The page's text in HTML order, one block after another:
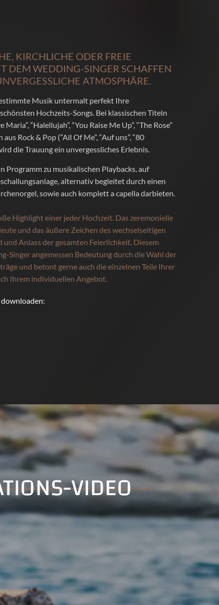
KIRCHLICHE ODER FREIE
DEM WEDDING-SINGER SCHAFFEN
ATMOSPHÄRE.
Musik untermalt perfekt Ihre
Hochzeits-Songs. Bei klassischen Titeln
“Halellujah”, “You Raise Me Up”, “The Rose”
Rock & Pop (”All Of Me”, “Auf uns”, “80
die Trauung ein unvergessliches Erlebnis.
Programm zu musikalischen Playbacks, auf
alternativ begleitet durch einen
sowie auch komplett a capella darbieten.
Highlight einer jeder Hochzeit. Das zeremonielle
und das äußere Zeichen des wechselseitigen
Anlass der gesamten Feierlichkeit. Diesem
Singer angemessen Bedeutung durch die Wahl der
und betont gerne auch die einzelnen Teile Ihrer
Ihrem individuellen Angebot.
downloaden:
VIDEO